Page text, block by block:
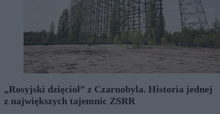
„Rosyjski dzięcioł” z Czarnobyla. Historia jednej
z największych tajemnic ZSRR